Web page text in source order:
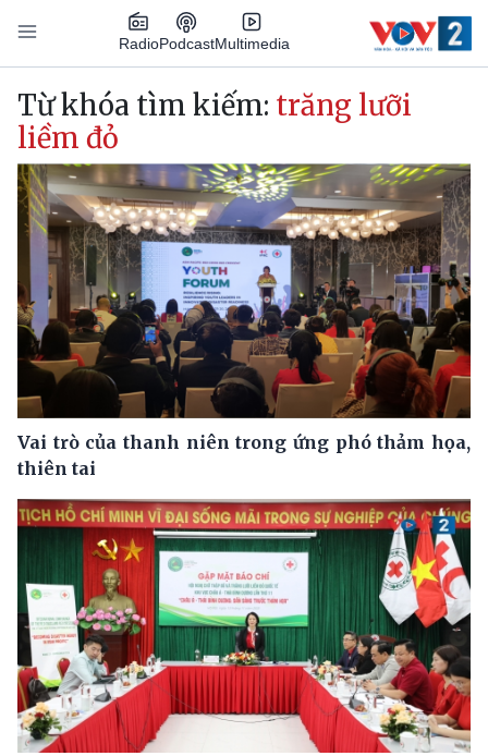
Nhảy đến nội dung
RadioPodcastMultimedia
Main navigation
Từ khóa tìm kiếm: trăng lưỡi
liềm đỏ
Vai trò của thanh niên trong ứng phó thảm họa,
thiên tai